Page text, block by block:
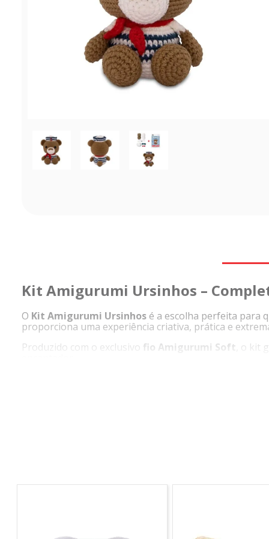
Kit Amigurumi Ursinhos –
O Kit Amigurumi Ursinhosé a escolha perfeita para
proporciona uma experiência criativa, prática e
Produzido com o exclusivo fio Amigurumi Soft , o kit
Ideal tanto para quem já faz crochê quanto para
1 agulha de crochê em alumínio – 2,5 mm